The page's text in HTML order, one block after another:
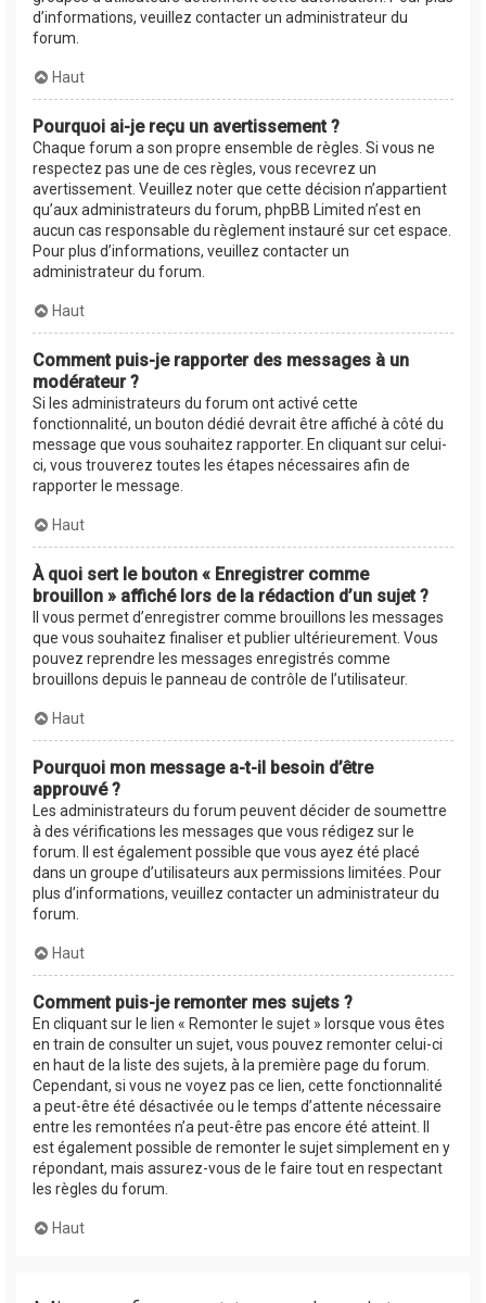
d’informations, veuillez contacter un administrateur du
forum.
Haut
Pourquoi ai-je reçu un avertissement ?
Chaque forum a son propre ensemble de règles. Si vous ne
respectez pas une de ces règles, vous recevrez un
avertissement. Veuillez noter que cette décision n’appartient
qu’aux administrateurs du forum, phpBB Limited n’est en
aucun cas responsable du règlement instauré sur cet espace.
Pour plus d’informations, veuillez contacter un
administrateur du forum.
Haut
Comment puis-je rapporter des messages à un
modérateur ?
Si les administrateurs du forum ont activé cette
fonctionnalité, un bouton dédié devrait être affiché à côté du
message que vous souhaitez rapporter. En cliquant sur celui-
ci, vous trouverez toutes les étapes nécessaires afin de
rapporter le message.
Haut
À quoi sert le bouton « Enregistrer comme
brouillon » affiché lors de la rédaction d’un sujet ?
Il vous permet d’enregistrer comme brouillons les messages
que vous souhaitez finaliser et publier ultérieurement. Vous
pouvez reprendre les messages enregistrés comme
brouillons depuis le panneau de contrôle de l’utilisateur.
Haut
Pourquoi mon message a-t-il besoin d’être
approuvé ?
Les administrateurs du forum peuvent décider de soumettre
à des vérifications les messages que vous rédigez sur le
forum. Il est également possible que vous ayez été placé
dans un groupe d’utilisateurs aux permissions limitées. Pour
plus d’informations, veuillez contacter un administrateur du
forum.
Haut
Comment puis-je remonter mes sujets ?
En cliquant sur le lien « Remonter le sujet » lorsque vous êtes
en train de consulter un sujet, vous pouvez remonter celui-ci
en haut de la liste des sujets, à la première page du forum.
Cependant, si vous ne voyez pas ce lien, cette fonctionnalité
a peut-être été désactivée ou le temps d’attente nécessaire
entre les remontées n’a peut-être pas encore été atteint. Il
est également possible de remonter le sujet simplement en y
répondant, mais assurez-vous de le faire tout en respectant
les règles du forum.
Haut